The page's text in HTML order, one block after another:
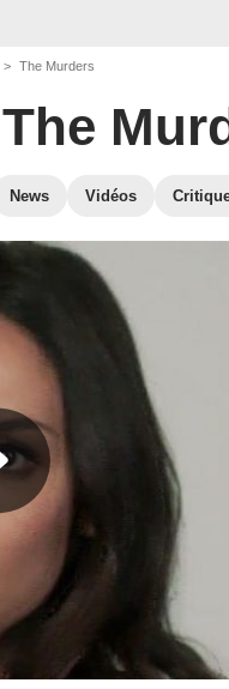
The Murders
The
News Vidéos